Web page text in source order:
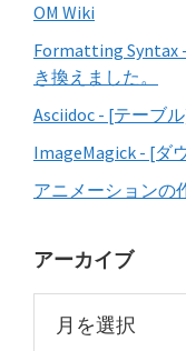
OM Wiki
Formatting Syntax
き換えました。
Asciidoc - [テーブ
ImageMagick - [ダ
アニメーションの
アーカイブ